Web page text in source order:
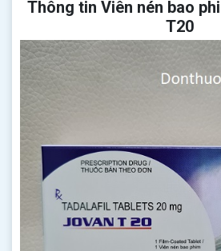
Thông tin Viên nén bao
T20